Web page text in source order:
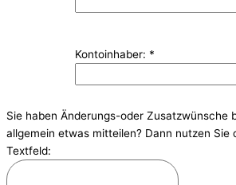
Kontoinhaber: *
Sie haben Änderungs-oder Zusatzwünsche
allgemein etwas mitteilen? Dann nutzen Sie
Textfeld: